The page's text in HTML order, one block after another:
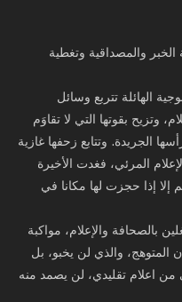
والمصداقية وتغطية
الهائلة تتربع وسائل
وتزيح بقوتها التي لا تقاوَم
الجريدة. وتتابع زحفها غازية
المرئي، فغدت الأخيرة
إذا حجزت لها مكانا في
بالصحافة والإعلام، مواكبة
المتوهج، والذي لن يخبو، بل
اعلام تقليدي، لن يصمد منه